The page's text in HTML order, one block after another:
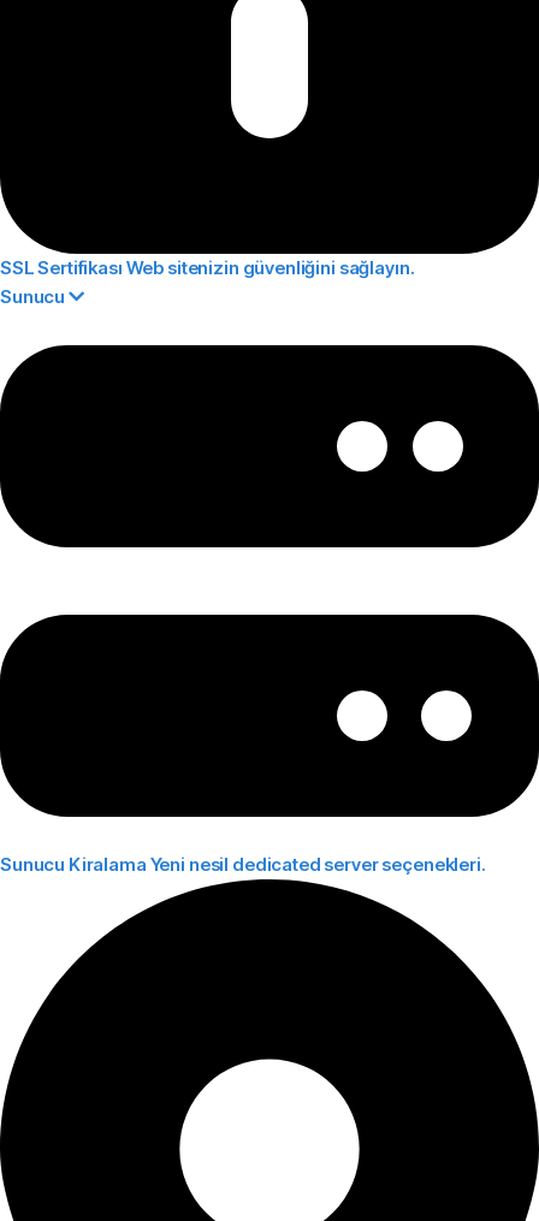
SSL Sertifikası Web sitenizin güvenliğini sağlayın.
Sunucu
Sunucu Kiralama Yeni nesil dedicated server seçenekleri.